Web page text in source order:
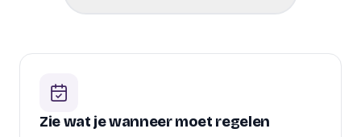
Zie wat je wanneer moet regelen